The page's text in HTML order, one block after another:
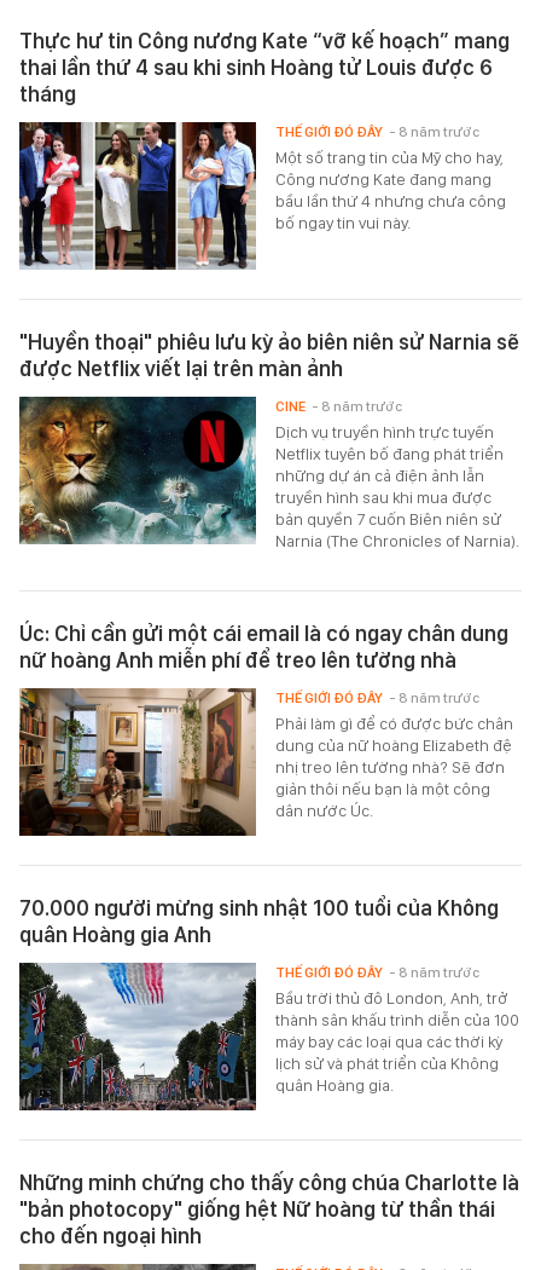
Thực hư tin Công nương Kate “vỡ kế hoạch” mang
thai lần thứ 4 sau khi sinh Hoàng tử Louis được 6
tháng
Một số trang tin của Mỹ cho hay,
Công nương Kate đang mang
bầu lần thứ 4 nhưng chưa công
bố ngay tin vui này.
THẾ GIỚI ĐÓ ĐÂY - 8 năm trước
"Huyền thoại" phiêu lưu kỳ ảo biên niên sử Narnia sẽ
được Netflix viết lại trên màn ảnh
Dịch vụ truyền hình trực tuyến
Netflix tuyên bố đang phát triển
những dự án cả điện ảnh lẫn
truyền hình sau khi mua được
bản quyền 7 cuốn Biên niên sử
Narnia (The Chronicles of Narnia).
CINE - 8 năm trước
Úc: Chỉ cần gửi một cái email là có ngay chân dung
nữ hoàng Anh miễn phí để treo lên tường nhà
Phải làm gì để có được bức chân
dung của nữ hoàng Elizabeth đệ
nhị treo lên tường nhà? Sẽ đơn
giản thôi nếu bạn là một công
dân nước Úc.
THẾ GIỚI ĐÓ ĐÂY - 8 năm trước
70.000 người mừng sinh nhật 100 tuổi của Không
quân Hoàng gia Anh
Bầu trời thủ đô London, Anh, trở
thành sân khấu trình diễn của 100
máy bay các loại qua các thời kỳ
lịch sử và phát triển của Không
quân Hoàng gia.
THẾ GIỚI ĐÓ ĐÂY - 8 năm trước
Những minh chứng cho thấy công chúa Charlotte là
"bản photocopy" giống hệt Nữ hoàng từ thần thái
cho đến ngoại hình